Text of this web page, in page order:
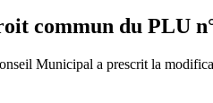
commun du PLU
Municipal a prescrit la